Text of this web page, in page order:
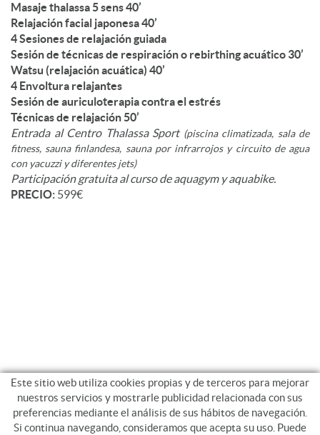
Masaje thalassa 5 sens 40’
Relajación facial japonesa 40’
4 Sesiones de relajación guiada
Sesión de técnicas de respiración o rebirthing acuático 30’
Watsu (relajación acuática) 40’
4 Envoltura relajantes
Sesión de auriculoterapia contra el estrés
Técnicas de relajación 50’
Entrada al Centro Thalassa Sport(piscina climatizada, sala de
fitness, sauna finlandesa, sauna por infrarrojos y circuito de agua
con yacuzzi y diferentes jets)
Participación gratuita al curso de aquagym y aquabike.
PRECIO: 599€
Este sitio web utiliza cookies propias y de terceros para mejorar
nuestros servicios y mostrarle publicidad relacionada con sus
preferencias mediante el análisis de sus hábitos de navegación.
Si continua navegando, consideramos que acepta su uso. Puede